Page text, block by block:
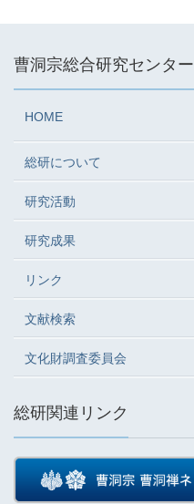
曹洞宗総合研究センター
HOME
総研について
研究活動
研究成果
リンク
文献検索
文化財調査委員会
総研関連リンク